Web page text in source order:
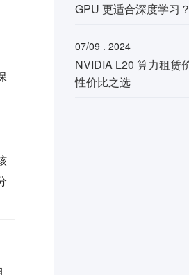
GPU 更适合深度学习？
07/09 . 2024
NVIDIA L20 算力租赁
性价比之选